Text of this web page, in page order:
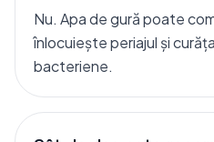
Nu. Apa de gură poate
înlocuiește periajul și
bacteriene.